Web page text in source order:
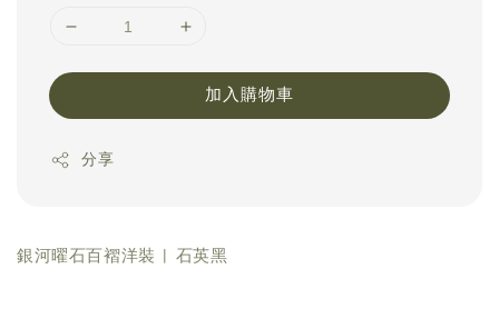
加入購物車
分享
銀河曜石百褶洋裝 | 石英黑